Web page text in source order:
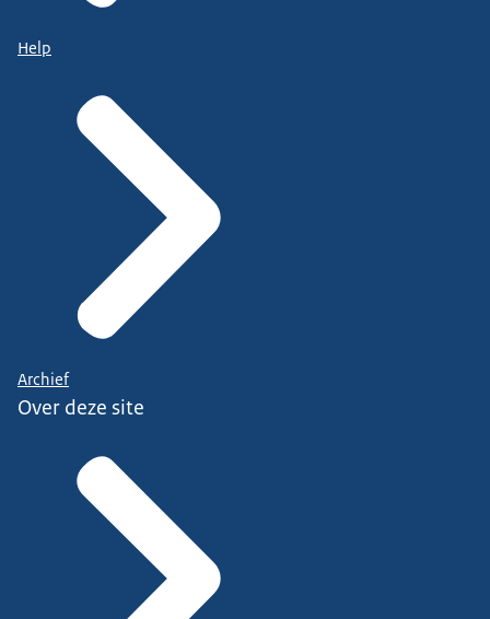
Help
Archief
Over deze site